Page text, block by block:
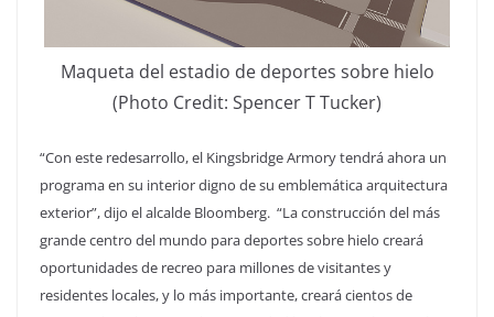
Maqueta del estadio de deportes sobre hielo
(Photo Credit: Spencer T Tucker)
“Con este redesarrollo, el Kingsbridge Armory tendrá ahora un
programa en su interior digno de su emblemática arquitectura
exterior”, dijo el alcalde Bloomberg. “La construcción del más
grande centro del mundo para deportes sobre hielo creará
oportunidades de recreo para millones de visitantes y
residentes locales, y lo más importante, creará cientos de